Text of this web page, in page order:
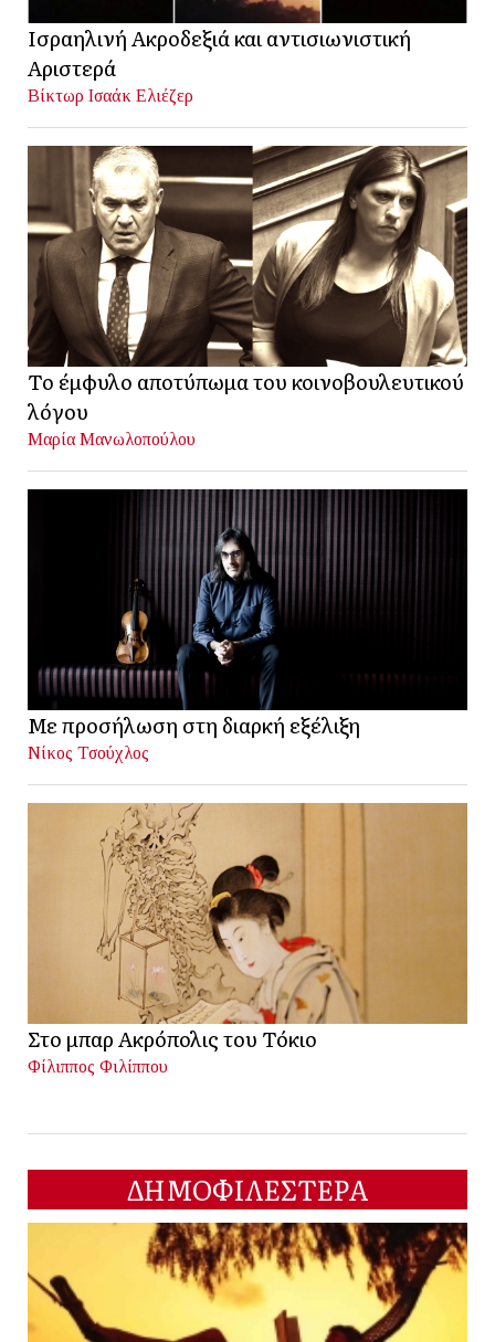
Ισραηλινή Ακροδεξιά και αντισιωνιστική
Αριστερά
Βίκτωρ Ισαάκ Ελιέζερ
Το έμφυλο αποτύπωμα του κοινοβουλευτικού
λόγου
Μαρία Μανωλοπούλου
Με προσήλωση στη διαρκή εξέλιξη
Νίκος Τσούχλος
Στο μπαρ Ακρόπολις του Τόκιο
Φίλιππος Φιλίππου
ΔΗΜΟΦΙΛΕΣΤΕΡΑ